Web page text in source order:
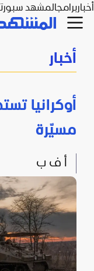
أخباربرامجالمشهد
أخبار
مسيّرة
أ ف ب